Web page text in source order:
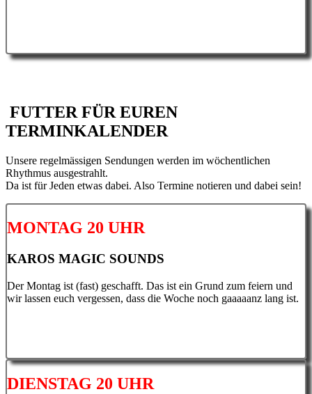
FUTTER FÜR EUREN
TERMINKALENDER
Unsere regelmässigen Sendungen werden im wöchentlichen
Rhythmus ausgestrahlt.
Da ist für Jeden etwas dabei. Also Termine notieren und dabei sein!
MONTAG 20 UHR
KAROS MAGIC SOUNDS
Der Montag ist (fast) geschafft. Das ist ein Grund zum feiern und
wir lassen euch vergessen, dass die Woche noch gaaaaanz lang ist.
DIENSTAG 20 UHR